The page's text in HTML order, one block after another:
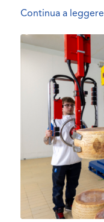
Continua a leggere